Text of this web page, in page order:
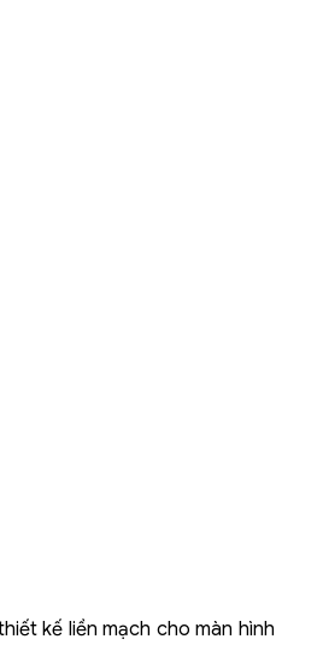
kế liền mạch cho màn hình